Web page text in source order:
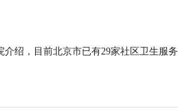
绍，目前北京市已有29家社区卫生服